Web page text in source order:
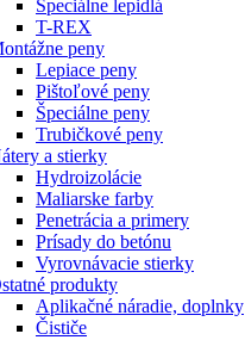
Špeciálne lepidlá
T-REX
peny
Lepiace peny
Pištoľové peny
Špeciálne peny
Trubičkové peny
a stierky
Hydroizolácie
Maliarske farby
Penetrácia a primery
Prísady do betónu
Vyrovnávacie stierky
produkty
Aplikačné náradie, doplnky
Čističe